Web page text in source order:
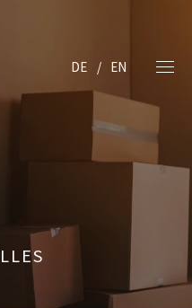
DE EN